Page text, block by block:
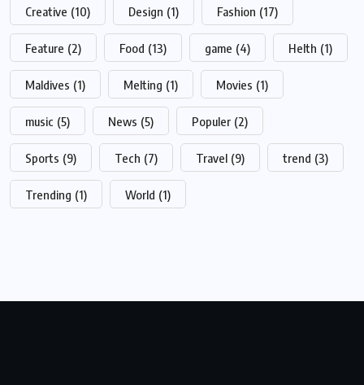
Creative (10) Design (1) Fashion (17)
Feature (2) Food (13) game (4) Helth (1)
Maldives (1) Melting (1) Movies (1)
music (5) News (5) Populer (2)
Sports (9) Tech (7) Travel (9) trend (3)
Trending (1) World (1)